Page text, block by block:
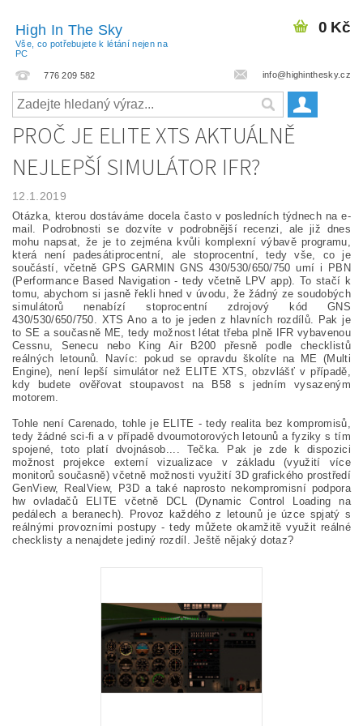
High In The Sky
Vše, co potřebujete k létání nejen na
PC
776 209 582 info@highinthesky.cz
0 Kč
PROČ JE ELITE XTS AKTUÁLNĚ
NEJLEPŠÍ SIMULÁTOR IFR?
12.1.2019
Otázka, kterou dostáváme docela často v posledních týdnech na e-
mail. Podrobnosti se dozvíte v podrobnější recenzi, ale již dnes
mohu napsat, že je to zejména kvůli komplexní výbavě programu,
která není padesátiprocentní, ale stoprocentní, tedy vše, co je
součástí, včetně GPS GARMIN GNS 430/530/650/750 umí i PBN
(Performance Based Navigation - tedy včetně LPV app). To stačí k
tomu, abychom si jasně řekli hned v úvodu, že žádný ze soudobých
simulátorů nenabízí stoprocentní zdrojový kód GNS
430/530/650/750. XTS Ano a to je jeden z hlavních rozdílů. Pak je
to SE a současně ME, tedy možnost létat třeba plně IFR vybavenou
Cessnu, Senecu nebo King Air B200 přesně podle checklistů
reálných letounů. Navíc: pokud se opravdu školíte na ME (Multi
Engine), není lepší simulátor než ELITE XTS, obzvlášť v případě,
kdy budete ověřovat stoupavost na B58 s jedním vysazeným
motorem.
Tohle není Carenado, tohle je ELITE - tedy realita bez kompromisů,
tedy žádné sci-fi a v případě dvoumotorových letounů a fyziky s tím
spojené, toto platí dvojnásob.... Tečka. Pak je zde k dispozici
možnost projekce externí vizualizace v základu (využití více
monitorů současně) včetně možnosti využití 3D grafického prostředí
GenView, RealView, P3D a také naprosto nekompromisní podpora
hw ovladačů ELITE včetně DCL (Dynamic Control Loading na
pedálech a beranech). Provoz každého z letounů je úzce spjatý s
reálnými provozními postupy - tedy můžete okamžitě využit reálné
checklisty a nenajdete jediný rozdíl. Ještě nějaký dotaz?